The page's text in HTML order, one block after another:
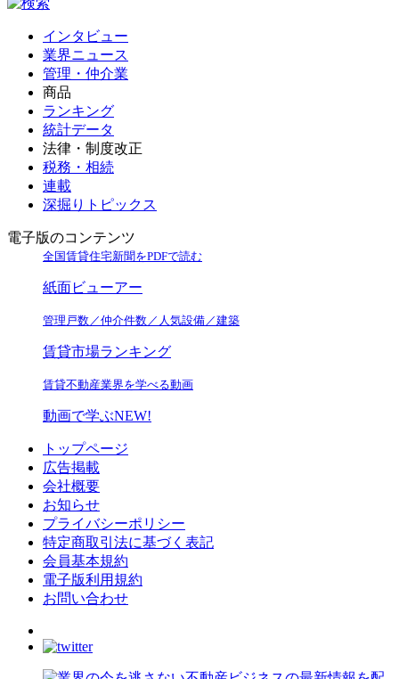
インタビュー
業界ニュース
管理・仲介業
商品
ランキング
統計データ
法律・制度改正
税務・相続
連載
深掘りトピックス
電子版のコンテンツ
全国賃貸住宅新聞をPDFで読む
紙面ビューアー
管理戸数／仲介件数／人気設備／建築
賃貸市場ランキング
賃貸不動産業界を学べる動画
動画で学ぶNEW!
トップページ
広告掲載
会社概要
お知らせ
プライバシーポリシー
特定商取引法に基づく表記
会員基本規約
電子版利用規約
お問い合わせ